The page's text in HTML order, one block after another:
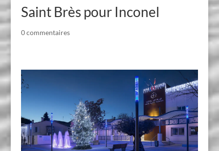
Saint Brès pour Inconel
0 commentaires